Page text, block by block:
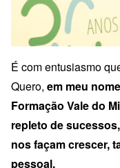
É com entusiasmo
Quero, em meu
Formação Vale do
repleto de
nos façam crescer,
pessoal.